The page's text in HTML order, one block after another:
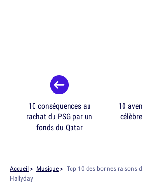
10 conséquences au
rachat du PSG par un
fonds du Qatar
10
Accueil Musique
Top 10 des bonnes raisons
Hallyday